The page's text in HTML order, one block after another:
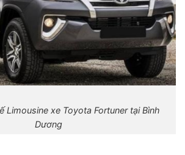
Limousine xe Toyota Fortuner tại Bình
Dương